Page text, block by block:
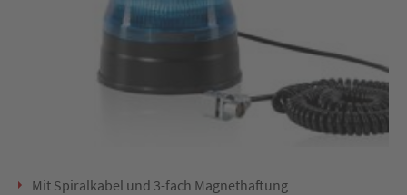
Mit Spiralkabel und 3-fach Magnethaftung